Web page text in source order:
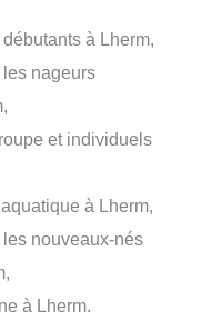
à Lherm,
nageurs
et individuels
à Lherm,
nouveaux-nés
à Lherm.